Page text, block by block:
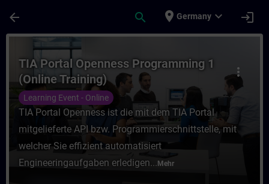
arrow_back search place Germany expand_more login
Kurs - TIA Portal Openness
more_vert
TIA Portal Openness Programming 1
(Online Training)
Learning Event - Online
TIA Portal Openness ist die mit dem TIA Portal
mitgelieferte API bzw. Programmierschnittstelle, mit
welcher Sie effizient automatisiert
Engineeringaufgaben erledigen... Mehr